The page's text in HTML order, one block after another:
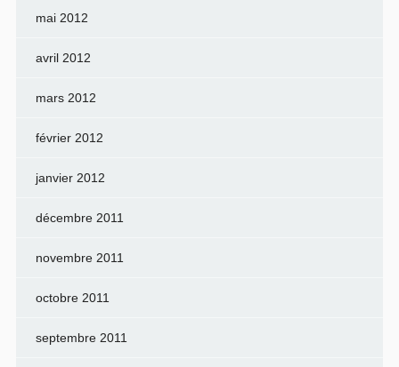
mai 2012
avril 2012
mars 2012
février 2012
janvier 2012
décembre 2011
novembre 2011
octobre 2011
septembre 2011